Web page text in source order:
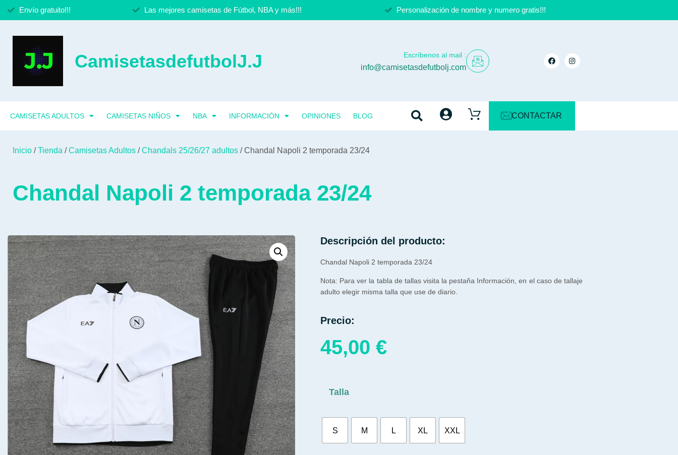
Envío gratuito!!! Las mejores camisetas de Fútbol, NBA y más!!! Personalización de nombre y numero gratis!!!
CamisetasdefutbolJ.J Escríbenos al mail :
info@camisetasdefutbolj.com
CAMISETAS ADULTOS CAMISETAS NIÑOS NBA INFORMACIÓN OPINIONES BLOG CONTACTAR
Inicio /Tienda /Camisetas Adultos /Chandals 25/26/27 adultos / Chandal Napoli 2 temporada 23/24
Chandal Napoli 2 temporada 23/24
Descripción del producto:
Chandal Napoli 2 temporada 23/24
Nota: Para ver la tabla de tallas visita la pestaña Información, en el caso de tallaje
adulto elegir misma talla que use de diario.
Precio:
45,00 €
Talla
S M L XL XXL